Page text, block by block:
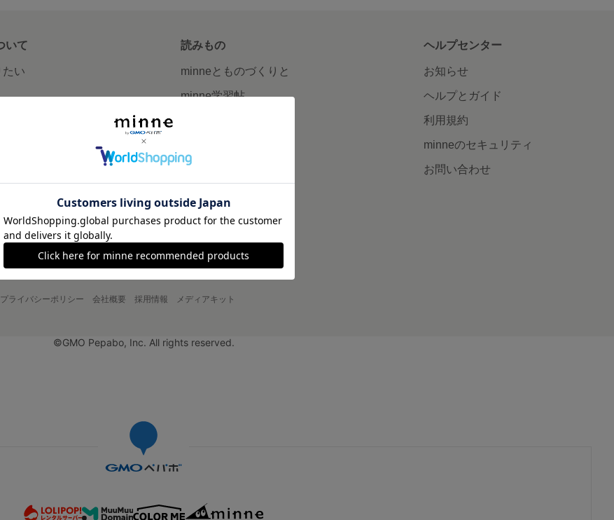
いて
たい
売
売
イベント
読みもの
minneとものづくりと
minne学習帖
広告出稿について
ヘルプセンター
お知らせ
ヘルプとガイド
利用規約
minneのセキュリティ
お問い合わせ
プライバシーポリシー 会社概要 採用情報 メディアキット
©GMO Pepabo, Inc. All rights reserved.